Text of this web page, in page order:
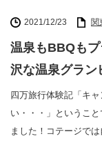
2021/12/23 関
温泉もBBQも
沢な温泉グラン
四万旅行体験記「キ
い・・・」というこ
ました！コテージで